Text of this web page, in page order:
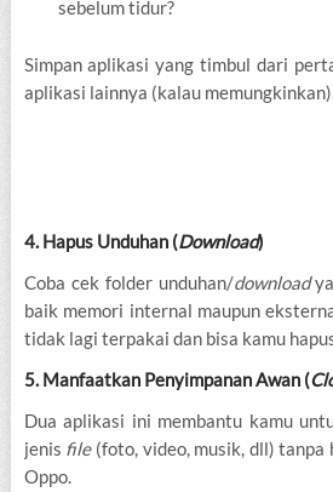
sebelum tidur?
Simpan aplikasi yang timbul dari
aplikasi lainnya (kalau
4. Hapus Unduhan (Download)
Coba cek folder unduhan/download
baik memori internal maupun
tidak lagi terpakai dan bisa kamu
5. Manfaatkan Penyimpanan Awan (
Dua aplikasi ini membantu kamu
jenis file (foto, video, musik, dll) tanpa
Oppo.